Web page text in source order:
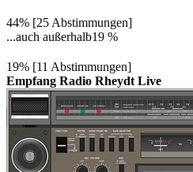
44% [25 Abstimmungen]
...auch außerhalb19 %
19% [11 Abstimmungen]
Empfang Radio Rheydt Live